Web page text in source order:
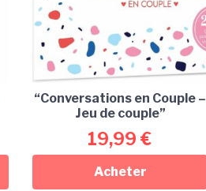
“Conversations en Couple –
Jeu de couple”
19,99 €
Acheter